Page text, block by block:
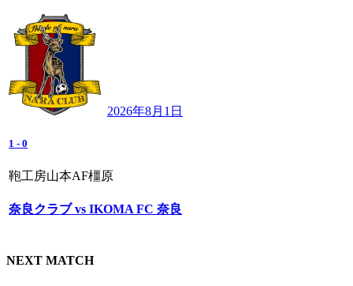
2026年8月1日
1 - 0
鞄工房山本AF橿原
奈良クラブ vs IKOMA FC 奈良
NEXT MATCH